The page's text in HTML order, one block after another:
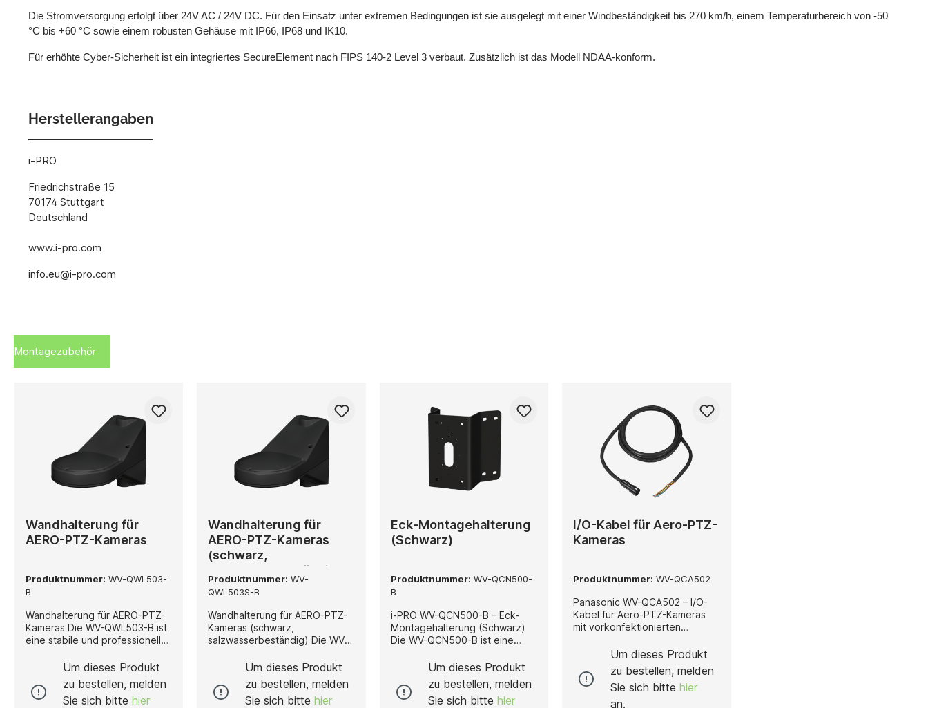
Die Stromversorgung erfolgt über 24V AC / 24V DC. Für den Einsatz unter extremen Bedingungen ist sie ausgelegt mit einer Windbeständigkeit bis 270 km/h, einem Temperaturbereich von -50
°C bis +60 °C sowie einem robusten Gehäuse mit IP66, IP68 und IK10.
Für erhöhte Cyber-Sicherheit ist ein integriertes SecureElement nach FIPS 140-2 Level 3 verbaut. Zusätzlich ist das Modell NDAA-konform.
Herstellerangaben
i-PRO
Friedrichstraße 15
70174 Stuttgart
Deutschland
www.i-pro.com
info.eu@i-pro.com
Montagezubehör
Wandhalterung für
AERO-PTZ-Kameras
Produktnummer: WV-QWL503-
B
Wandhalterung für AERO-PTZ-
Kameras Die WV-QWL503-B ist
eine stabile und professionell
AERO-PTZ-Kameras. Sie wurde
für den sicheren Einsatz in
anspruchsvollen
Videoüberwachungsumgebung
Um dieses Produkt
zu bestellen, melden
Sie sich bitte hier
Wandhalterung für
AERO-PTZ-Kameras
(schwarz,
salzwasserbeständig)
Produktnummer: WV-
QWL503S-B
Wandhalterung für AERO-PTZ-
Kameras (schwarz,
salzwasserbeständig) Die WV-
Wandhalterung in Schwarz, die
speziell für die Montage von
AERO-PTZ-Kameras entwickelt
wurde. Sie kombiniert eine
Um dieses Produkt
zu bestellen, melden
Sie sich bittehier
Eck-Montagehalterung
(Schwarz)
Produktnummer: WV-QCN500-
B
i-PRO WV-QCN500-B – Eck-
Montagehalterung (Schwarz)
Die WV-QCN500-B ist eine
in elegantem Schwarz, die
speziell für die sichere und
stabile Befestigung von
Überwachungskameras in
Um dieses Produkt
zu bestellen, melden
Sie sich bitte hier
I/O-Kabel für Aero-PTZ-
Kameras
Produktnummer: WV-QCA502
Panasonic WV-QCA502 – I/O-
Kabel für Aero-PTZ-Kameras
mit vorkonfektionierten
ein speziell entwickeltes I/O-
Multi-Kabel für Aero-PTZ-
Kameras, das eine komfortable
und installationsfreundliche
Verbindung zwischen Kamera
Um dieses Produkt
zu bestellen, melden
Sie sich bittehier
an.